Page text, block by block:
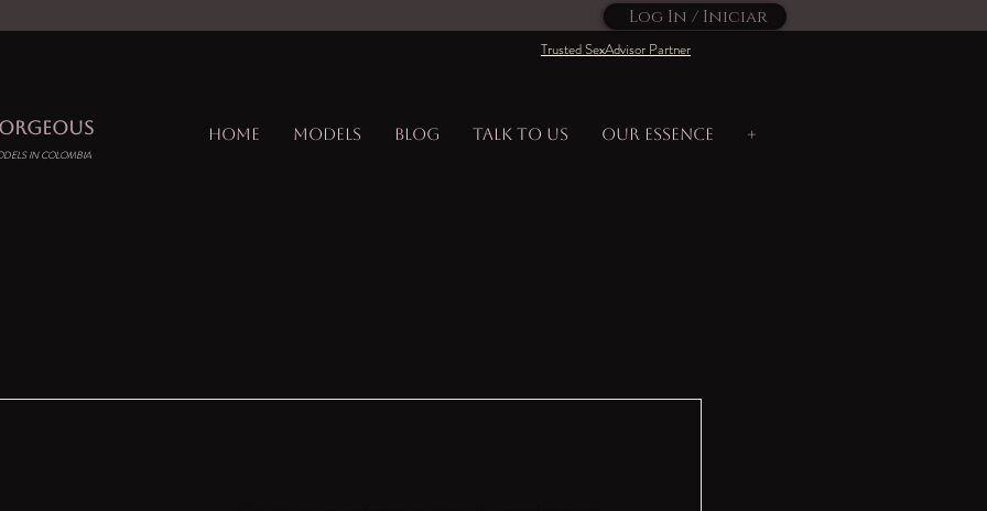
Log In / Iniciar
Trusted SexAdvisor Partner
IN COLOMBIA
Home Models Blog Talk to us Our Essence +